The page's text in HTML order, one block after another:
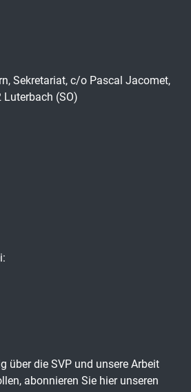
Sekretariat, c/o Pascal Jacomet,
Luterbach (SO)
über die SVP und unsere Arbeit
abonnieren Sie hier unseren